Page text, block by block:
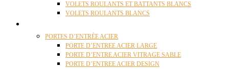
VOLETS ROULANTS ET BATTANTS BLANCS
VOLETS ROULANTS BLANCS
PORTES D’ENTRÉE ACIER
PORTE D’ENTREE ACIER LARGE
PORTE D’ENTRE ACIER VITRAGE SABLE
PORTE D’ENTREE ACIER DESIGN